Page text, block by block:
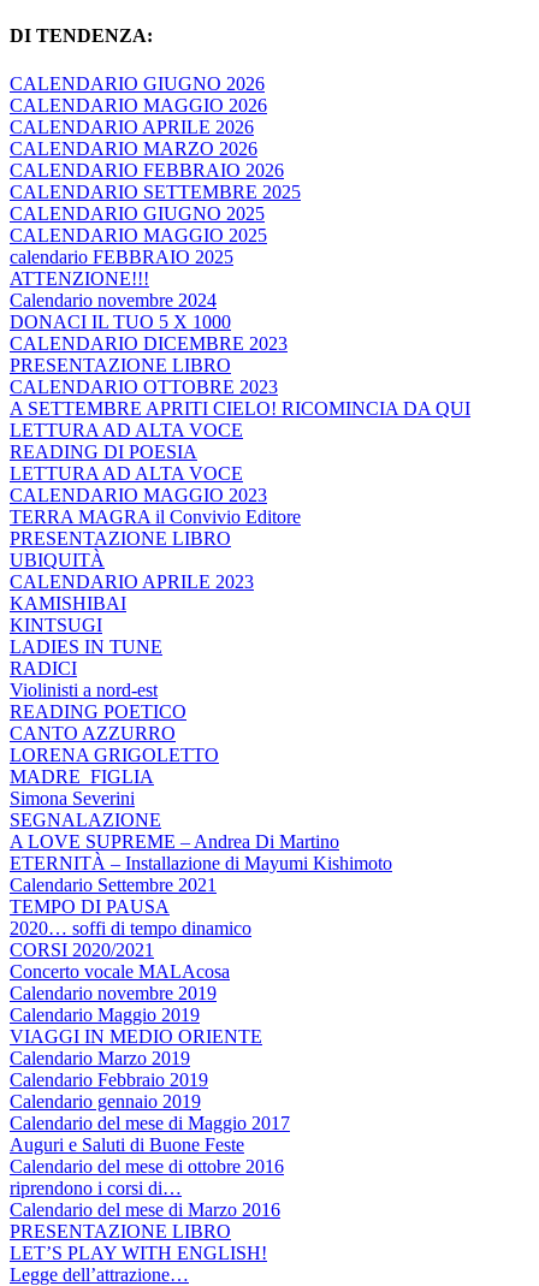
DI TENDENZA:
CALENDARIO GIUGNO 2026
CALENDARIO MAGGIO 2026
CALENDARIO APRILE 2026
CALENDARIO MARZO 2026
CALENDARIO FEBBRAIO 2026
CALENDARIO SETTEMBRE 2025
CALENDARIO GIUGNO 2025
CALENDARIO MAGGIO 2025
calendario FEBBRAIO 2025
ATTENZIONE!!!
Calendario novembre 2024
DONACI IL TUO 5 X 1000
CALENDARIO DICEMBRE 2023
PRESENTAZIONE LIBRO
CALENDARIO OTTOBRE 2023
A SETTEMBRE APRITI CIELO! RICOMINCIA DA QUI
LETTURA AD ALTA VOCE
READING DI POESIA
LETTURA AD ALTA VOCE
CALENDARIO MAGGIO 2023
TERRA MAGRA il Convivio Editore
PRESENTAZIONE LIBRO
UBIQUITÀ
CALENDARIO APRILE 2023
KAMISHIBAI
KINTSUGI
LADIES IN TUNE
RADICI
Violinisti a nord-est
READING POETICO
CANTO AZZURRO
LORENA GRIGOLETTO
MADRE_FIGLIA
Simona Severini
SEGNALAZIONE
A LOVE SUPREME – Andrea Di Martino
ETERNITÀ – Installazione di Mayumi Kishimoto
Calendario Settembre 2021
TEMPO DI PAUSA
2020… soffi di tempo dinamico
CORSI 2020/2021
Concerto vocale MALAcosa
Calendario novembre 2019
Calendario Maggio 2019
VIAGGI IN MEDIO ORIENTE
Calendario Marzo 2019
Calendario Febbraio 2019
Calendario gennaio 2019
Calendario del mese di Maggio 2017
Auguri e Saluti di Buone Feste
Calendario del mese di ottobre 2016
riprendono i corsi di…
Calendario del mese di Marzo 2016
PRESENTAZIONE LIBRO
LET’S PLAY WITH ENGLISH!
Legge dell’attrazione…